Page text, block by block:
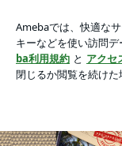
シャルブログアプリをダウンロ
ょう。